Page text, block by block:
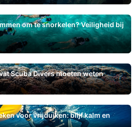
om te snorkelen? Veiligheid bij
Scuba Divers moeten weten
voor vrijduiken: blijf kalm en